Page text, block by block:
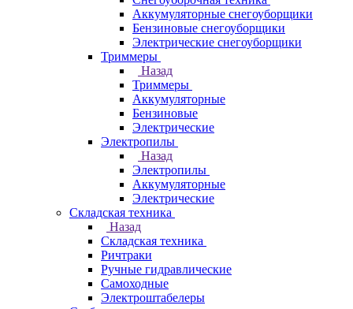
Аккумуляторные снегоуборщики
Бензиновые снегоуборщики
Электрические снегоуборщики
Триммеры
Назад
Триммеры
Аккумуляторные
Бензиновые
Электрические
Электропилы
Назад
Электропилы
Аккумуляторные
Электрические
Складская техника
Назад
Складская техника
Ричтраки
Ручные гидравлические
Самоходные
Электроштабелеры